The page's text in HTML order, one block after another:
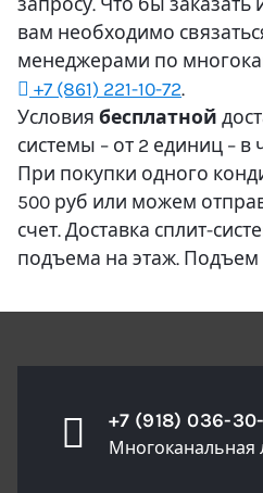
вам необходимо
менеджерами по
+7 (861) 221-10-72.
Условия бесплатной
системы – от 2 единиц – в
При покупки одного
500 руб или можем
счет. Доставка сплит-
подъема на этаж. Подъем
+7 (918) 036-
Многоканальная